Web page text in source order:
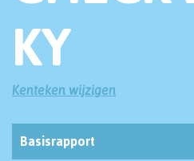
KY
Kenteken wijzigen
Basisrapport